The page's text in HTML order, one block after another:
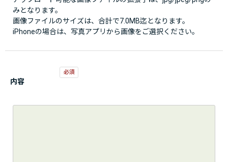
みとなります。
画像ファイルのサイズは、合計で7.0MB迄となります。
iPhoneの場合は、写真アプリから画像をご選択ください。
内容